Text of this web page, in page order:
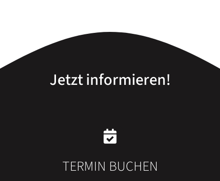
Jetzt informieren!
TERMIN BUCHEN